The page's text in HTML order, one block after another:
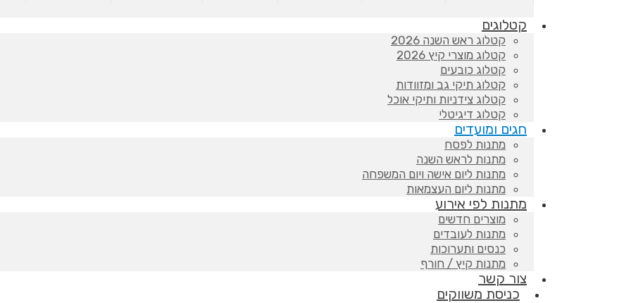
קטלוגים
קטלוג ראש השנה 2026
קטלוג מוצרי קיץ 2026
קטלוג כובעים
קטלוג תיקי גב ומזוודות
קטלוג צידניות ותיקי אוכל
קטלוג דיגיטלי
חגים ומועדים
מתנות לפסח
מתנות לראש השנה
מתנות ליום אישה ויום המשפחה
מתנות ליום העצמאות
מתנות לפי אירוע
מוצרים חדשים
מתנות לעובדים
כנסים ותערוכות
מתנות קיץ / חורף
צור קשר
כניסת משווקים